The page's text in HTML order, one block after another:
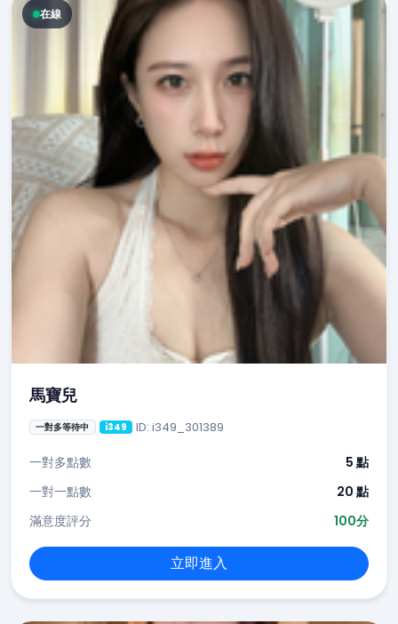
在線
馬寶兒
一對多等待中 i349 ID: i349_301389
一對多點數
5 點
一對一點數
20 點
滿意度評分
100分
立即進入